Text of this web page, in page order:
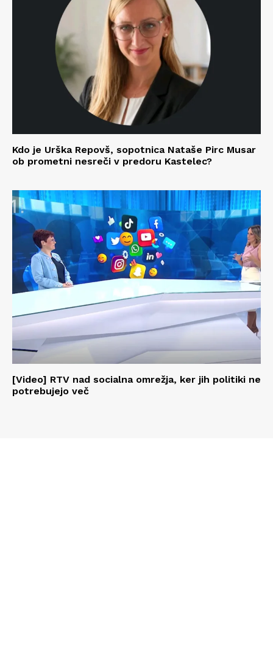
Kdo je Urška Repovš, sopotnica Nataše Pirc Musar
ob prometni nesreči v predoru Kastelec?
[Video] RTV nad socialna omrežja, ker jih politiki ne
potrebujejo več